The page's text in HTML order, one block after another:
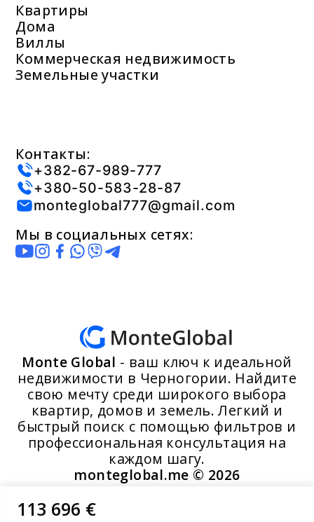
113 696 €
Квартиры
Дома
Виллы
Коммерческая недвижимость
Земельные участки
Контакты:
+382-67-989-777
+380-50-583-28-87
monteglobal777@gmail.com
Мы в социальных сетях:
Monte Global - ваш ключ к идеальной
недвижимости в Черногории. Найдите
свою мечту среди широкого выбора
квартир, домов и земель. Легкий и
быстрый поиск с помощью фильтров и
профессиональная консультация на
каждом шагу.
monteglobal.me © 2026